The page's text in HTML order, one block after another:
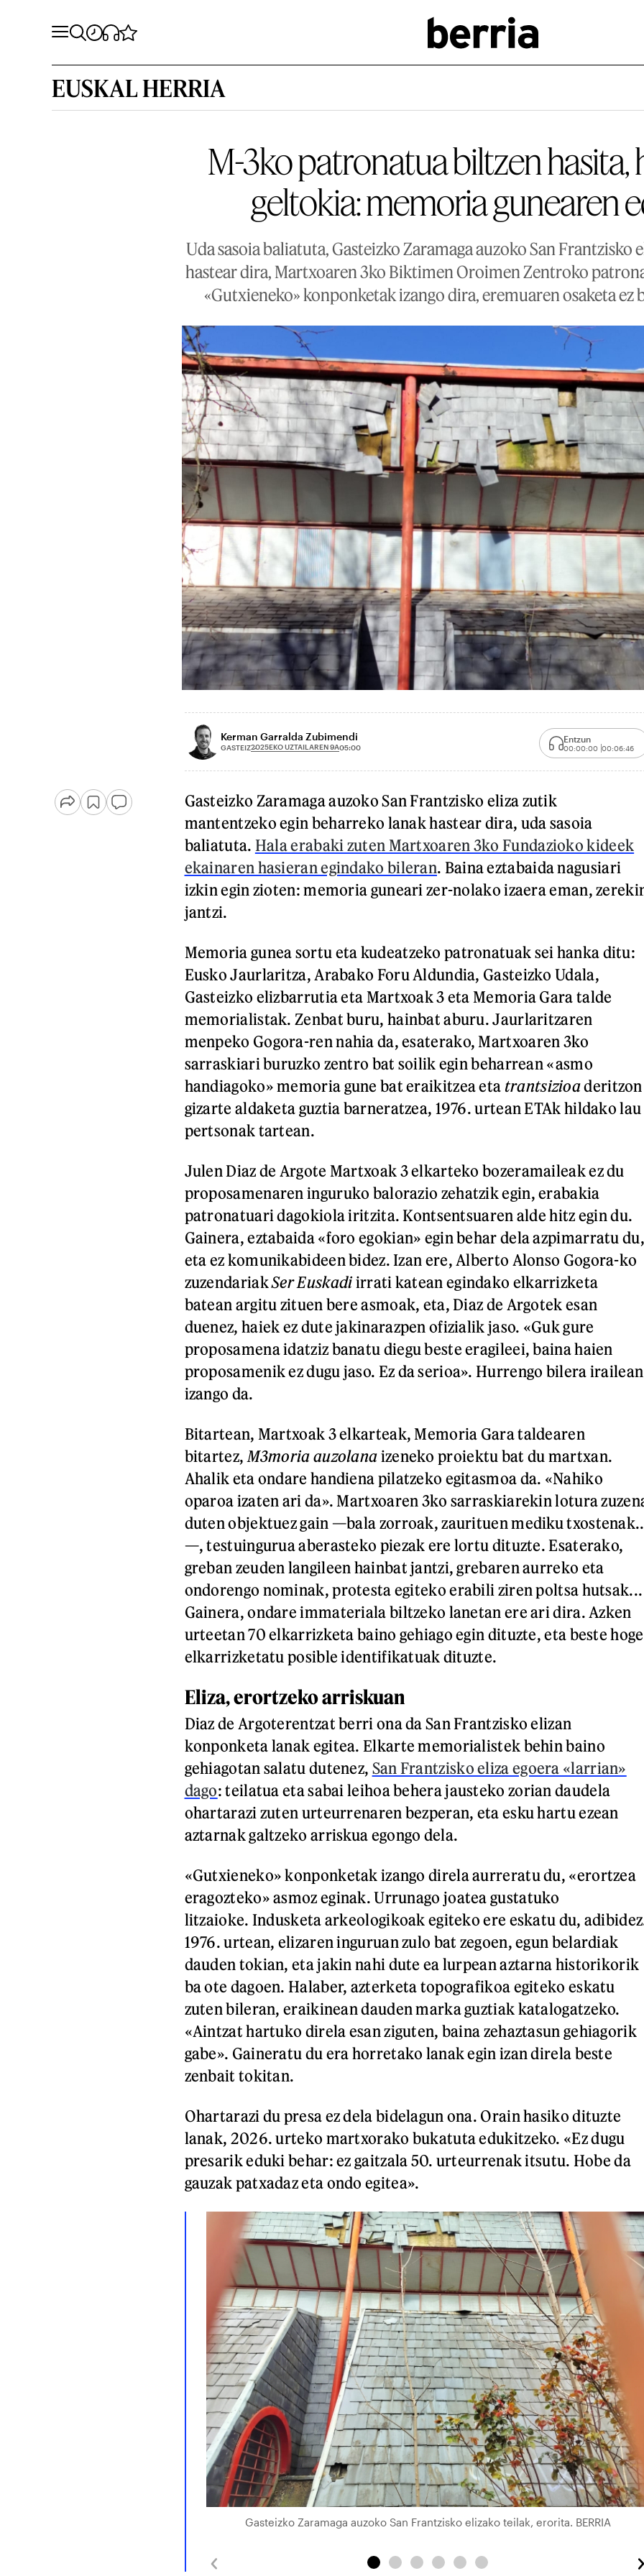
EUSKAL HERRIA
M-3ko patronatua biltzen hasita,
geltokia: memoria gunearen
Uda sasoia baliatuta, Gasteizko Zaramaga auzoko San Frantzisko
hastear dira, Martxoaren 3ko Biktimen Oroimen Zentroko
«Gutxieneko» konponketak izango dira, eremuaren osaketa ez
Kerman Garralda Zubimendi
GASTEIZ2025EKO UZTAILAREN 9A05:00
Entzun
00:00:00 00:06:46
Gasteizko Zaramaga auzoko San Frantzisko eliza zutik
mantentzeko egin beharreko lanak hastear dira, uda sasoia
baliatuta. Hala erabaki zuten Martxoaren 3ko Fundazioko kideek
ekainaren hasieran egindako bileran. Baina eztabaida nagusiari
izkin egin zioten: memoria guneari zer-nolako izaera eman,
jantzi.
Memoria gunea sortu eta kudeatzeko patronatuak sei hanka ditu:
Eusko Jaurlaritza, Arabako Foru Aldundia, Gasteizko Udala,
Gasteizko elizbarrutia eta Martxoak 3 eta Memoria Gara talde
memorialistak. Zenbat buru, hainbat aburu. Jaurlaritzaren
menpeko Gogora-ren nahia da, esaterako, Martxoaren 3ko
sarraskiari buruzko zentro bat soilik egin beharrean «asmo
handiagoko» memoria gune bat eraikitzea eta trantsizioaderitzon
gizarte aldaketa guztia barneratzea, 1976. urtean ETAk hildako lau
pertsonak tartean.
Julen Diaz de Argote Martxoak 3 elkarteko bozeramaileak ez du
proposamenaren inguruko balorazio zehatzik egin, erabakia
patronatuari dagokiola iritzita. Kontsentsuaren alde hitz egin du.
Gainera, eztabaida «foro egokian» egin behar dela azpimarratu du,
eta ez komunikabideen bidez. Izan ere, Alberto Alonso Gogora-ko
zuzendariakSer Euskadi irrati katean egindako elkarrizketa
batean argitu zituen bere asmoak, eta, Diaz de Argotek esan
duenez, haiek ez dute jakinarazpen ofizialik jaso. «Guk gure
proposamena idatziz banatu diegu beste eragileei, baina haien
proposamenik ez dugu jaso. Ez da serioa». Hurrengo bilera irailean
izango da.
Bitartean, Martxoak 3 elkarteak, Memoria Gara taldearen
bitartez, M3moria auzolana izeneko proiektu bat du martxan.
Ahalik eta ondare handiena pilatzeko egitasmoa da. «Nahiko
oparoa izaten ari da». Martxoaren 3ko sarraskiarekin lotura
duten objektuez gain —bala zorroak, zaurituen mediku
—, testuingurua aberasteko piezak ere lortu dituzte. Esaterako,
greban zeuden langileen hainbat jantzi, grebaren aurreko eta
ondorengo nominak, protesta egiteko erabili ziren poltsa hutsak...
Gainera, ondare immateriala biltzeko lanetan ere ari dira. Azken
urteetan 70 elkarrizketa baino gehiago egin dituzte, eta beste
elkarrizketatu posible identifikatuak dituzte.
Eliza, erortzeko arriskuan
Diaz de Argoterentzat berri ona da San Frantzisko elizan
konponketa lanak egitea. Elkarte memorialistek behin baino
gehiagotan salatu dutenez, San Frantzisko eliza egoera «larrian»
dago: teilatua eta sabai leihoa behera jausteko zorian daudela
ohartarazi zuten urteurrenaren bezperan, eta esku hartu ezean
aztarnak galtzeko arriskua egongo dela.
«Gutxieneko» konponketak izango direla aurreratu du, «erortzea
eragozteko» asmoz eginak. Urrunago joatea gustatuko
litzaioke. Indusketa arkeologikoak egiteko ere eskatu du,
1976. urtean, elizaren inguruan zulo bat zegoen, egun belardiak
dauden tokian, eta jakin nahi dute ea lurpean aztarna historikorik
ba ote dagoen. Halaber, azterketa topografikoa egiteko eskatu
zuten bileran, eraikinean dauden marka guztiak katalogatzeko.
«Aintzat hartuko direla esan ziguten, baina zehaztasun gehiagorik
gabe». Gaineratu du era horretako lanak egin izan direla beste
zenbait tokitan.
Ohartarazi du presa ez dela bidelagun ona. Orain hasiko dituzte
lanak, 2026. urteko martxorako bukatuta edukitzeko. «Ez dugu
presarik eduki behar: ez gaitzala 50. urteurrenak itsutu. Hobe da
gauzak patxadaz eta ondo egitea».
Gasteizko Zaramaga auzoko San Frantzisko elizako teilak, erorita. BERRIA